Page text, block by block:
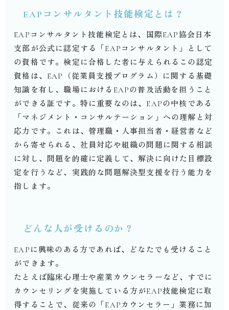
EAP コンサルタント技能検定とは？
EAP コンサルタント技能検定とは、国際EAP協会日本
支部が公式に認定する「 EAP コンサルタント」として
の資格です。検定に合格した者に与えられるこの認定
資格は、 EAP
（従業員支援プログラム）に関する基礎
知識を有し、職場における EAP の普及活動を担うこと
ができる証です。特に重要なのは、 EAP の中核である
「マネジメント・コンサルテーション」への理解と対
応力です。これは、管理職・人事担当者・経営者など
から寄せられる、社員対応や組織の問題に関する相談
に対し、問題を的確に定義して、解決に向けた目標設
定を行うなど、実践的な問題解決型支援を行う能力を
指します。
どんな人が受けるのか？
EAP に興味のある方であれば、どなたでも受けること
ができます。
たとえば臨床心理士や産業カウンセラーなど、すでに
カウンセリングを実施している方がEAP技能検定に取
得することで、従来の「 EAP カウンセラー」業務に加